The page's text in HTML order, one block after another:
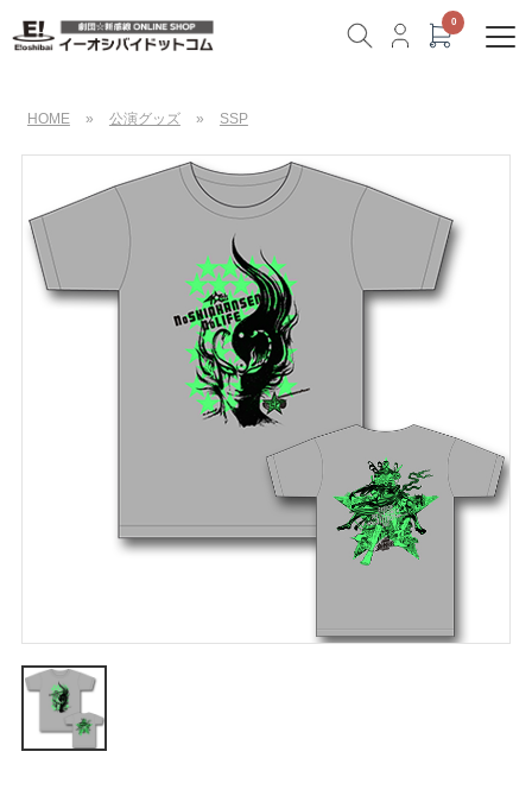
HOME » 公演グッズ » SSP